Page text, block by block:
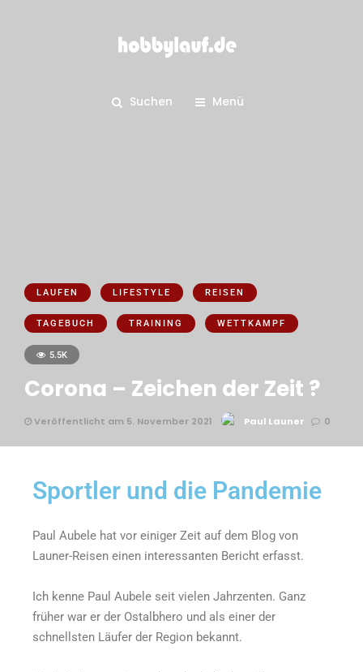
Suchen Menü
LAUFEN LIFESTYLE REISEN
TAGEBUCH TRAINING WETTKAMPF
5.5K
Corona – Zeichen der Zeit ?
Veröffentlicht am 5. November 2021 Paul Launer 0
Sportler und die Pandemie
Paul Aubele hat vor einiger Zeit auf dem Blog von
Launer-Reisen einen interessanten Bericht erfasst.
Ich kenne Paul Aubele seit vielen Jahrzenten. Ganz
früher war er der Ostalbhero und als einer der
schnellsten Läufer der Region bekannt.